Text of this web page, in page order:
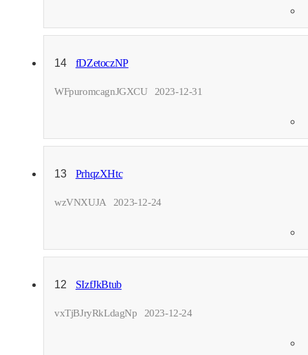
14 fDZetoczNP
WFpuromcagnJGXCU 2023-12-31
13 PrhqzXHtc
wzVNXUJA 2023-12-24
12 SIzfJkBtub
vxTjBJryRkLdagNp 2023-12-24